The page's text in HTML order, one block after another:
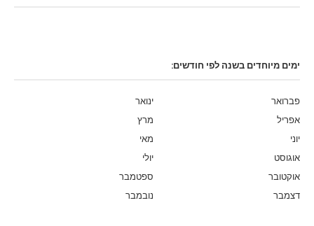
ימים מיוחדים בשנה לפי חודשים:
ינואר
פברואר
מרץ
אפריל
מאי
יוני
יולי
אוגוסט
ספטמבר
אוקטובר
נובמבר
דצמבר